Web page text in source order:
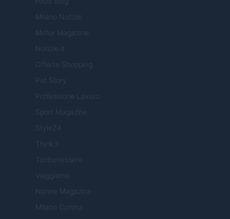
Milano Notizie
Motor Magazine
Notizie.it
Offerte Shopping
Pet Story
Professione Lavoro
Sport Magazine
Style24
Think.it
Tuobenessere
Viaggiamo
Nonne Magazine
Milano Cortina